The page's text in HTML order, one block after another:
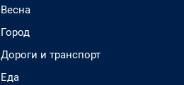
Весна
Город
Дороги и транспорт
Еда